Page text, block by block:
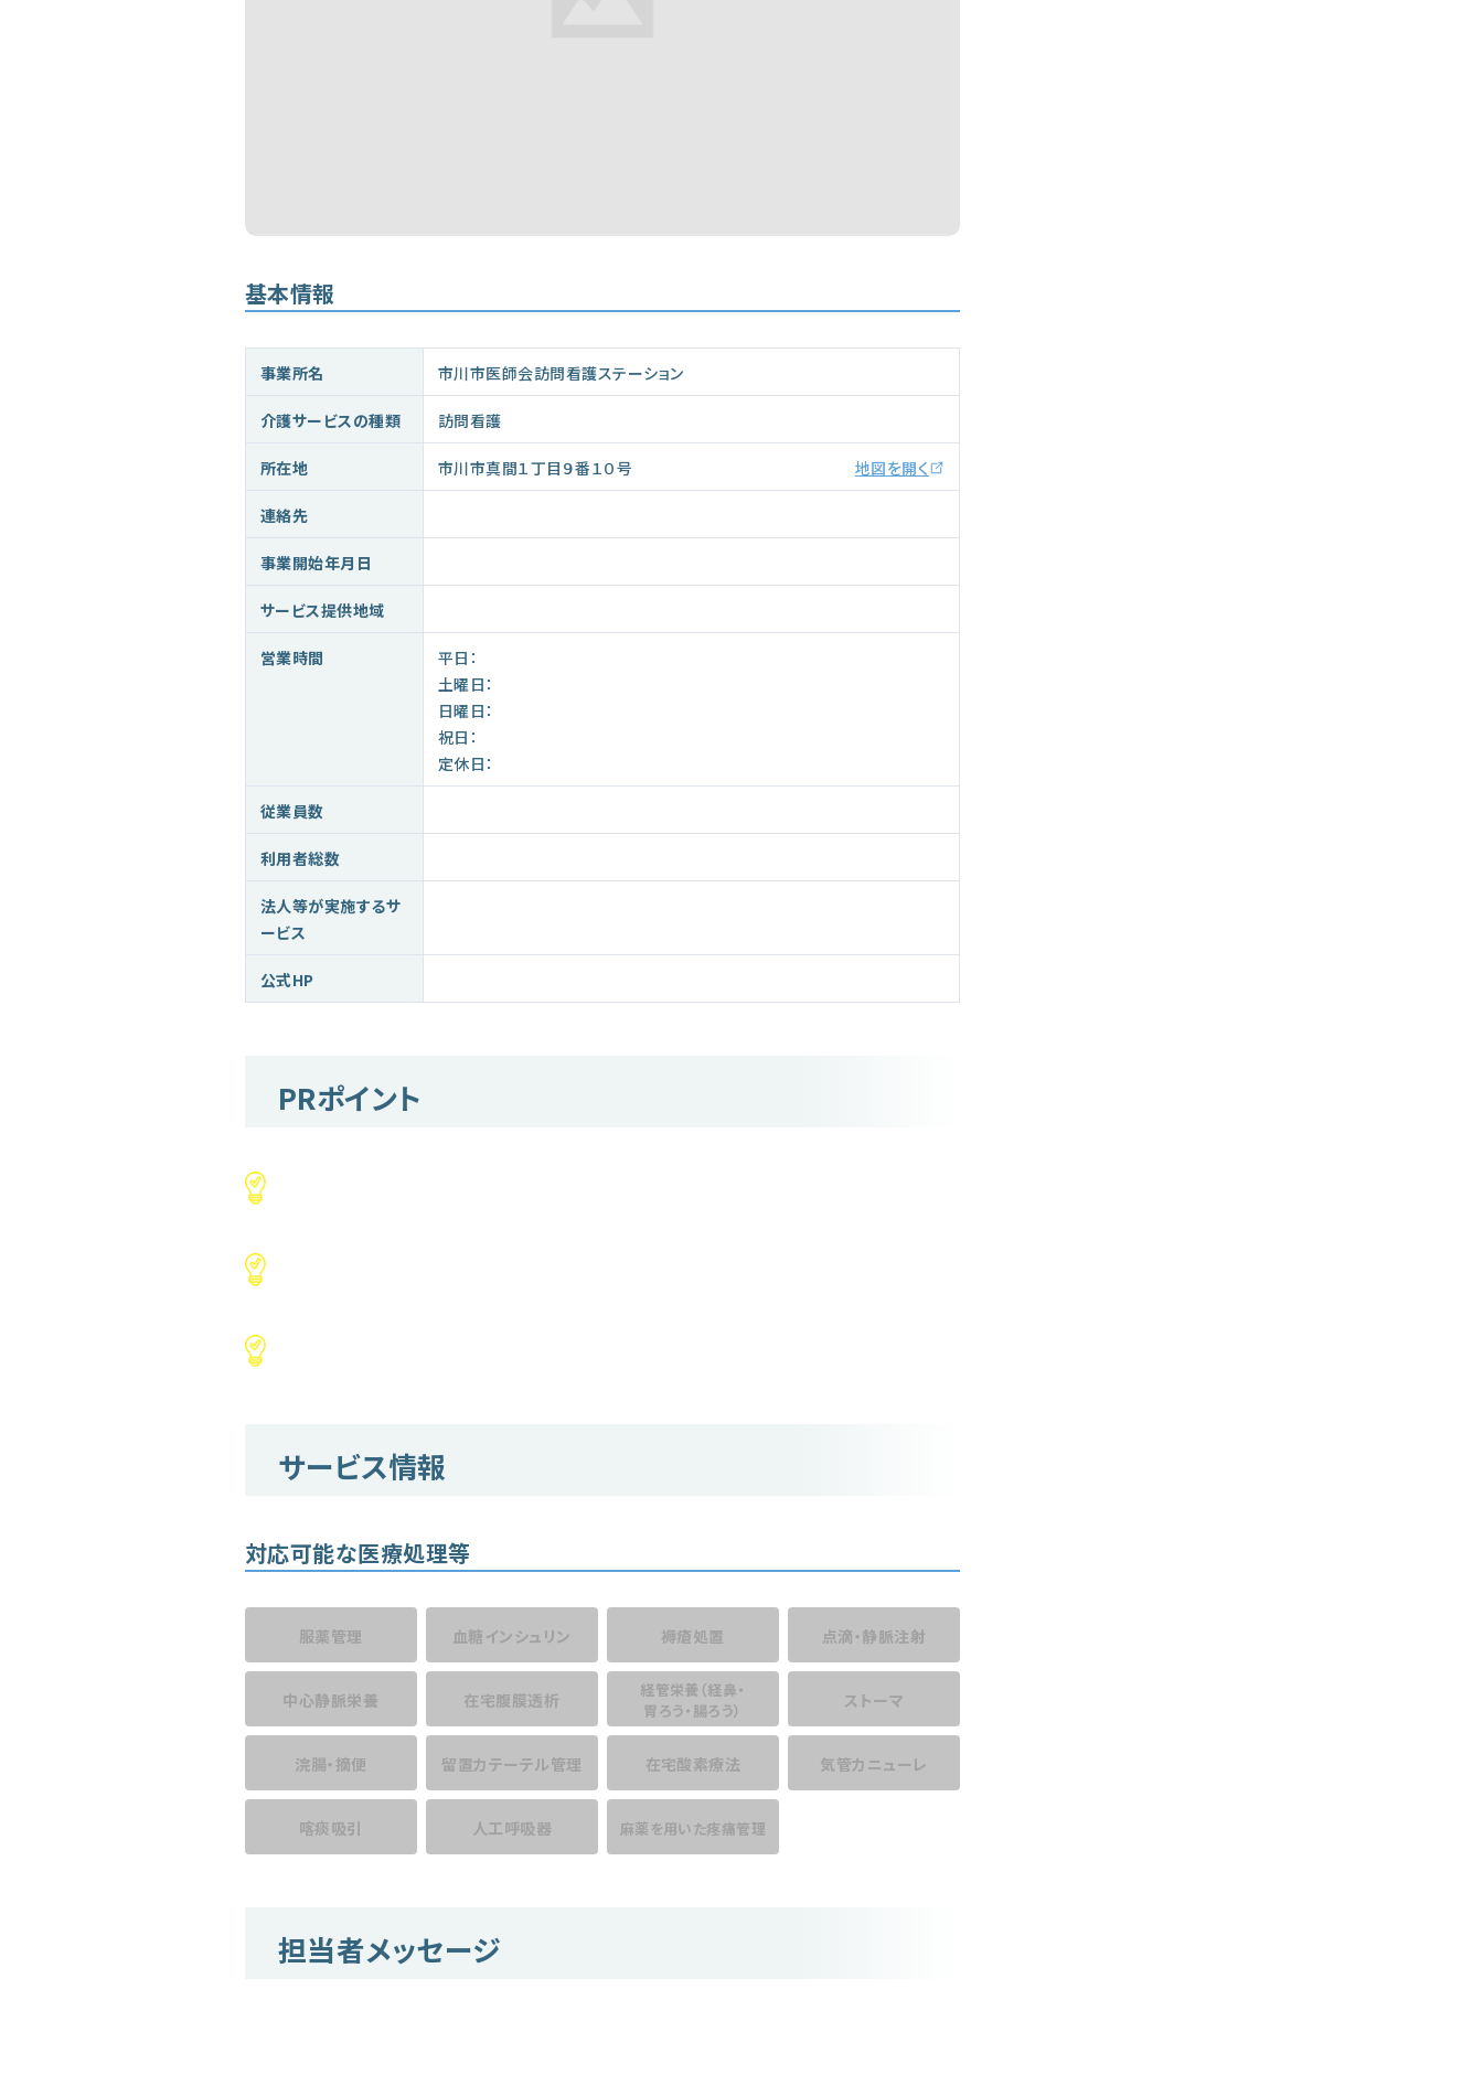
基本情報
事業所名 市川市医師会訪問看護ステーション
介護サービスの種類 訪問看護
所在地 市川市真間１丁目９番１０号 地図を開く
連絡先
事業開始年月日
サービス提供地域
営業時間
平日：
土曜日：
日曜日：
祝日：
定休日：
従業員数
利用者総数
法人等が実施するサ
ービス
公式HP
PRポイント
サービス情報
対応可能な医療処理等
服薬管理 血糖インシュリン 褥瘡処置 点滴・静脈注射
中心静脈栄養 在宅腹膜透析 経管栄養 （経鼻・
胃ろう・腸ろう）
ストーマ
浣腸・摘便 留置カテーテル管理 在宅酸素療法 気管カニューレ
喀痰吸引 人工呼吸器 麻薬を用いた疼痛管理
担当者メッセージ